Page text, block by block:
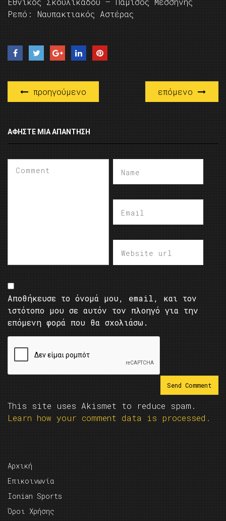
Ρεπό: Ναυπακτιακός Αστέρας
προηγούμενο επόμενο
ΑΦΉΣΤΕ ΜΙΑ ΑΠΆΝΤΗΣΗ
Αποθήκευσε το όνομά μου, email, και τον
ιστότοπο μου σε αυτόν τον πλοηγό για την
επόμενη φορά που θα σχολιάσω.
This site uses Akismet to reduce spam.
Learn how your comment data is processed.
Αρχική
Επικοινωνία
Ionian Sports
Όροι Χρήσης